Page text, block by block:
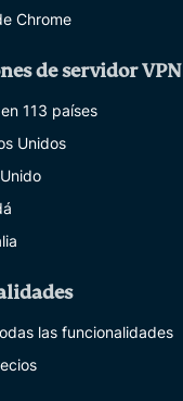
Chrome
de servidor VPN
113 países
Unidos
las funcionalidades